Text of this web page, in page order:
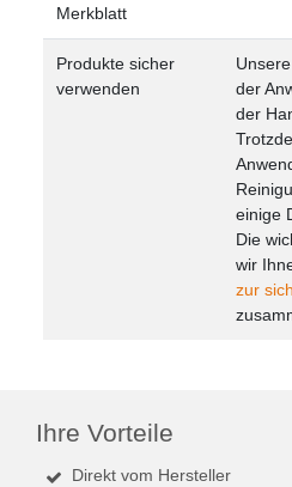
Merkblatt
Produkte sicher
verwenden
der
der
einige
Die
wir
zur
Ihre Vorteile
Direkt vom Hersteller